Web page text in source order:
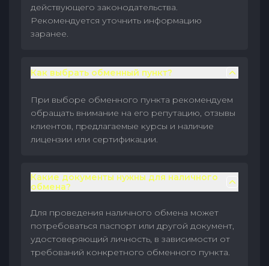
действующего законодательства.
Рекомендуется уточнить информацию
заранее.
Как выбрать обменный пункт?
При выборе обменного пункта рекомендуем
обращать внимание на его репутацию, отзывы
клиентов, предлагаемые курсы и наличие
лицензии или сертификации.
Какие документы нужны для наличного
обмена?
Для проведения наличного обмена может
потребоваться паспорт или другой документ,
удостоверяющий личность, в зависимости от
требований конкретного обменного пункта.